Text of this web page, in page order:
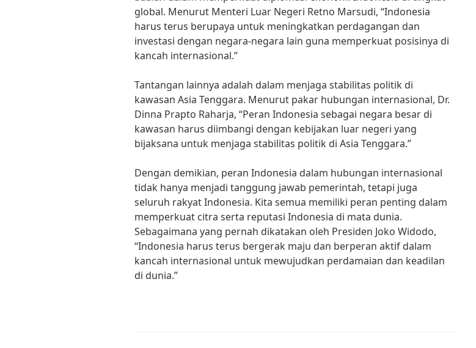
global. Menurut Menteri Luar Negeri Retno Marsudi, “Indonesia
harus terus berupaya untuk meningkatkan perdagangan dan
investasi dengan negara-negara lain guna memperkuat posisinya di
kancah internasional.”
Tantangan lainnya adalah dalam menjaga stabilitas politik di
kawasan Asia Tenggara. Menurut pakar hubungan internasional, Dr.
Dinna Prapto Raharja, “Peran Indonesia sebagai negara besar di
kawasan harus diimbangi dengan kebijakan luar negeri yang
bijaksana untuk menjaga stabilitas politik di Asia Tenggara.”
Dengan demikian, peran Indonesia dalam hubungan internasional
tidak hanya menjadi tanggung jawab pemerintah, tetapi juga
seluruh rakyat Indonesia. Kita semua memiliki peran penting dalam
memperkuat citra serta reputasi Indonesia di mata dunia.
Sebagaimana yang pernah dikatakan oleh Presiden Joko Widodo,
“Indonesia harus terus bergerak maju dan berperan aktif dalam
kancah internasional untuk mewujudkan perdamaian dan keadilan
di dunia.”